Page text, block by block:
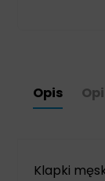
Opis
Klapki